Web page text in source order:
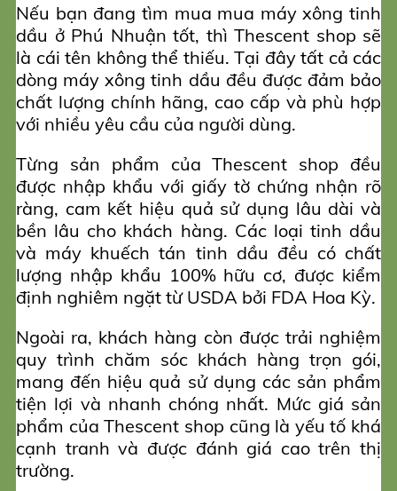
Nếu bạn đang tìm mua mua máy xông tinh
dầu ở Phú Nhuận tốt, thì Thescent shop sẽ
là cái tên không thể thiếu. Tại đây tất cả các
dòng máy xông tinh dầu đều được đảm bảo
chất lượng chính hãng, cao cấp và phù hợp
với nhiều yêu cầu của người dùng.
Từng sản phẩm của Thescent shop đều
được nhập khẩu với giấy tờ chứng nhận rõ
ràng, cam kết hiệu quả sử dụng lâu dài và
bền lâu cho khách hàng. Các loại tinh dầu
và máy khuếch tán tinh dầu đều có chất
lượng nhập khẩu 100% hữu cơ, được kiểm
định nghiêm ngặt từ USDA bởi FDA Hoa Kỳ.
Ngoài ra, khách hàng còn được trải nghiệm
quy trình chăm sóc khách hàng trọn gói,
mang đến hiệu quả sử dụng các sản phẩm
tiện lợi và nhanh chóng nhất. Mức giá sản
phẩm của Thescent shop cũng là yếu tố khá
cạnh tranh và được đánh giá cao trên thị
trường.